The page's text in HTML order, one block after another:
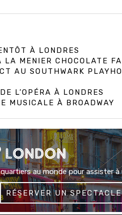
À LONDRES
MENIER CHOCOLATE
AU SOUTHWARK
L’OPÉRA À LONDRES
MUSICALE À BROADWAY
LONDON
au monde pour assister à
RÉSERVER UN SPECTACLE